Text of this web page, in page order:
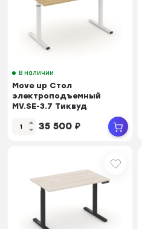
В наличии
Move up Стол
электроподъемный
MV.SE-3.7 Тиквуд
Светлый/Металл Белый
1380*720*...
35 500 ₽